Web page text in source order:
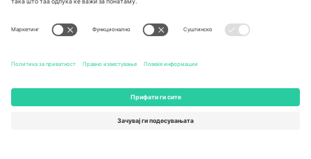
131 Continental Dr, Suite 305,
Newark, Delaware 19713, United
States
Engelberg, Switzerland
Bulgaria
Regus Sofia City West, bul
United Arab Emirates
UAE Dubai Silicon Oasis, DDP
Building A1, Office 302, Dubai,